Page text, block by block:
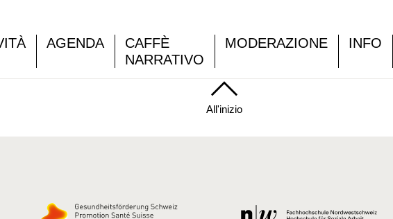
AGENDA
CAFFÈ
NARRATIVO
MODERAZIONE INFO
All'inizio